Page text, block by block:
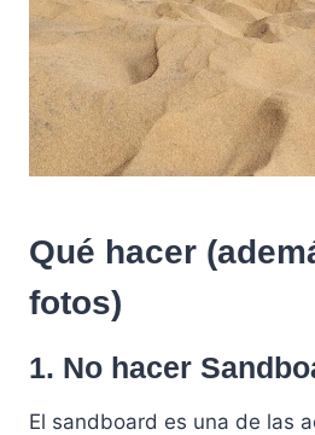
Qué hacer
fotos)
1. No hacer
El sandboard es una de las